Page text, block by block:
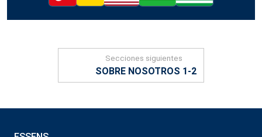
Secciones siguientes
SOBRE NOSOTROS 1-2